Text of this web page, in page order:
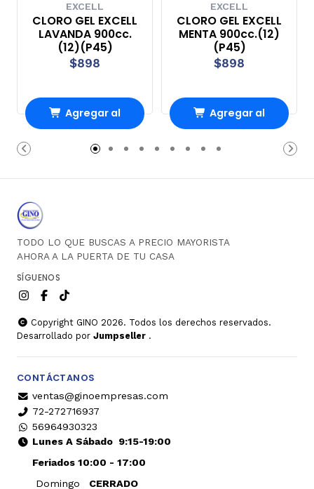
EXCELL
CLORO GEL EXCELL
LAVANDA 900cc.
(12)(P45)
$898
Agregar al
Carro
EXCELL
CLORO GEL EXCELL
MENTA 900cc.(12)
(P45)
$898
Agregar al
Carro
TODO LO QUE BUSCAS A PRECIO MAYORISTA
AHORA A LA PUERTA DE TU CASA
SÍGUENOS
Copyright GINO 2026. Todos los derechos reservados.
Desarrollado por Jumpseller .
CONTÁCTANOS
ventas@ginoempresas.com
72-272716937
56964930323
Lunes A Sábado9:15-19:00
Feriados 10:00 - 17:00
Domingo
CERRADO